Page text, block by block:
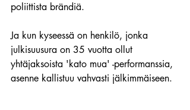
poliittista brändiä.
Ja kun kyseessä on henkilö, jonka
julkisuusura on 35 vuotta ollut
yhtäjaksoista 'kato mua' -performanssia,
asenne kallistuu vahvasti jälkimmäiseen.